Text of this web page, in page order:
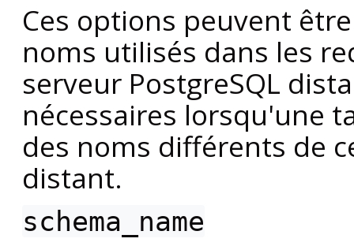
Ces options peuvent
noms utilisés dans les
serveur PostgreSQL
nécessaires lorsqu'une
des noms différents de
distant.
schema_name